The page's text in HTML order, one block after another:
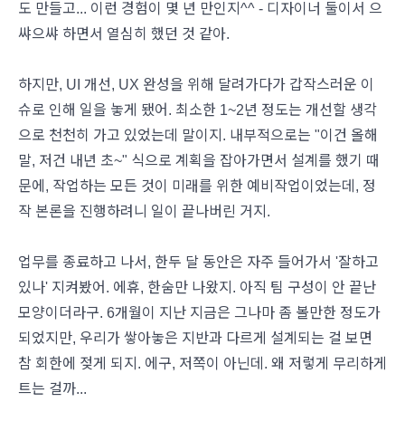
도 만들고... 이런 경험이 몇 년 만인지^^ - 디자이너 둘이서 으
쌰으쌰 하면서 열심히 했던 것 같아.
하지만, UI 개선, UX 완성을 위해 달려가다가 갑작스러운 이
슈로 인해 일을 놓게 됐어. 최소한 1~2년 정도는 개선할 생각
으로 천천히 가고 있었는데 말이지. 내부적으로는 "이건 올해
말, 저건 내년 초~" 식으로 계획을 잡아가면서 설계를 했기 때
문에, 작업하는 모든 것이 미래를 위한 예비작업이었는데, 정
작 본론을 진행하려니 일이 끝나버린 거지.
업무를 종료하고 나서, 한두 달 동안은 자주 들어가서 '잘하고
있나' 지켜봤어. 에휴, 한숨만 나왔지. 아직 팀 구성이 안 끝난
모양이더라구. 6개월이 지난 지금은 그나마 좀 볼만한 정도가
되었지만, 우리가 쌓아놓은 지반과 다르게 설계되는 걸 보면
참 회한에 젖게 되지. 에구, 저쪽이 아닌데. 왜 저렇게 무리하게
트는 걸까...